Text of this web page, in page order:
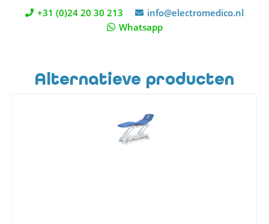
+31 (0)24 20 30 213
info@electromedico.nl
Whatsapp
Alternatieve producten